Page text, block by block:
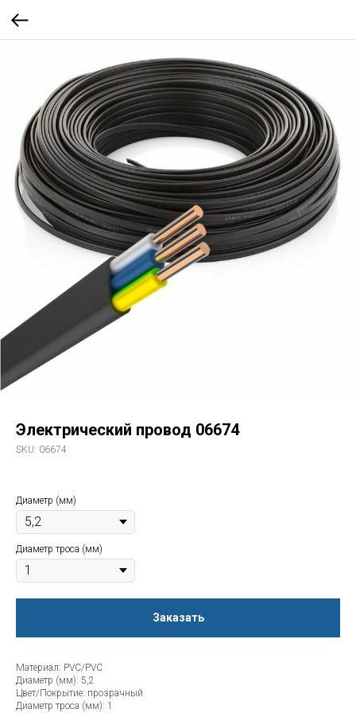
Электрический провод 06674
SKU: 06674
Диаметр (мм)
Диаметр троса (мм)
Заказать
Материал: PVC/PVC
Диаметр (мм): 5,2
Цвет/Покрытие: прозрачный
Диаметр троса (мм): 1